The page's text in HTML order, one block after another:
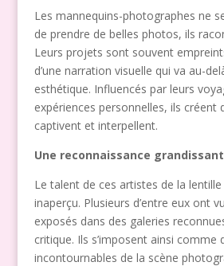
Les mannequins-photographes ne
de prendre de belles photos, ils
Leurs projets sont souvent
d’une narration visuelle qui va au-
esthétique. Influencés par leurs
expériences personnelles, ils créent
captivent et interpellent.
Une reconnaissance
Le talent de ces artistes de la
inaperçu. Plusieurs d’entre eux ont
exposés dans des galeries
critique. Ils s’imposent ainsi comme
incontournables de la scène